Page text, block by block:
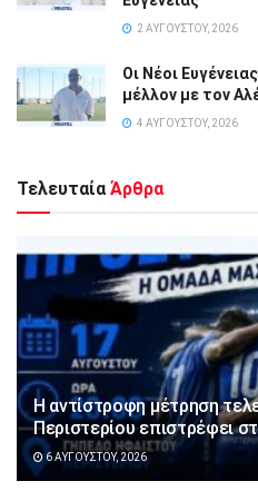
2 ΑΥΓΟΎΣΤΟΥ, 2026
Οι Νέοι
μέλλον με τον
4 ΑΥΓΟΎΣΤΟΥ, 2026
Τελευταία Άρθρα
Η αντίστροφη μέτρηση
Περιστερίου επιστρέφει
6 ΑΥΓΟΎΣΤΟΥ, 2026